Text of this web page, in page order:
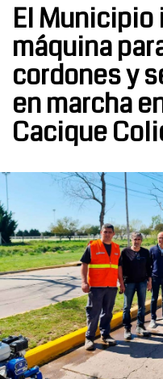
El Municipio
máquina
cordones y
en marcha
Cacique